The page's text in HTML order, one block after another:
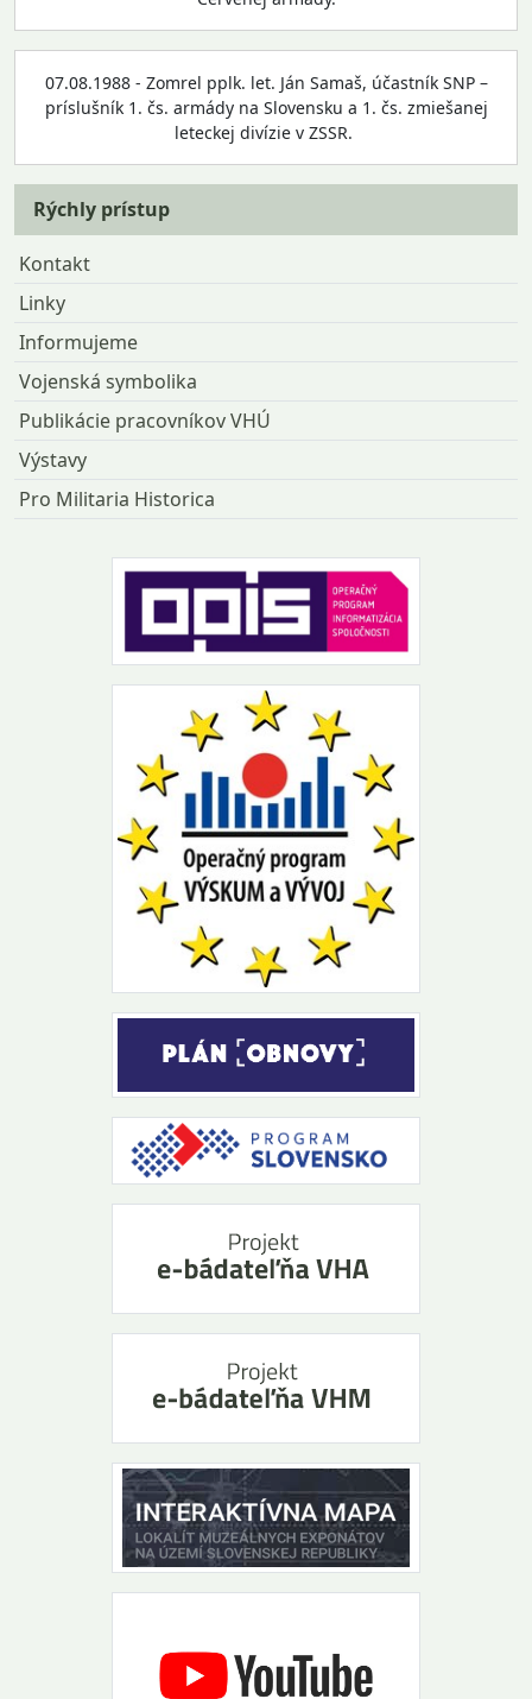
07.08.1988 - Zomrel pplk. let. Ján Samaš, účastník SNP –
príslušník 1. čs. armády na Slovensku a 1. čs. zmiešanej
leteckej divízie v ZSSR.
Rýchly prístup
Kontakt
Linky
Informujeme
Vojenská symbolika
Publikácie pracovníkov VHÚ
Výstavy
Pro Militaria Historica